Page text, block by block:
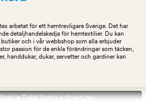
arbetat för ett hemtrevligare Sverige. Det har
detaljhandelskedja för hemtextilier. Du kan
butiker och i vår webbshop som alla erbjuder
passion för de enkla förändringar som täcken,
handdukar, dukar, servetter och gardiner kan
• Enkla byten och returer